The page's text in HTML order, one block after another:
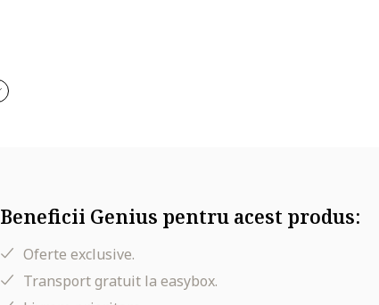
Beneficii Genius pentru acest produs:
Oferte exclusive.
Transport gratuit la easybox.